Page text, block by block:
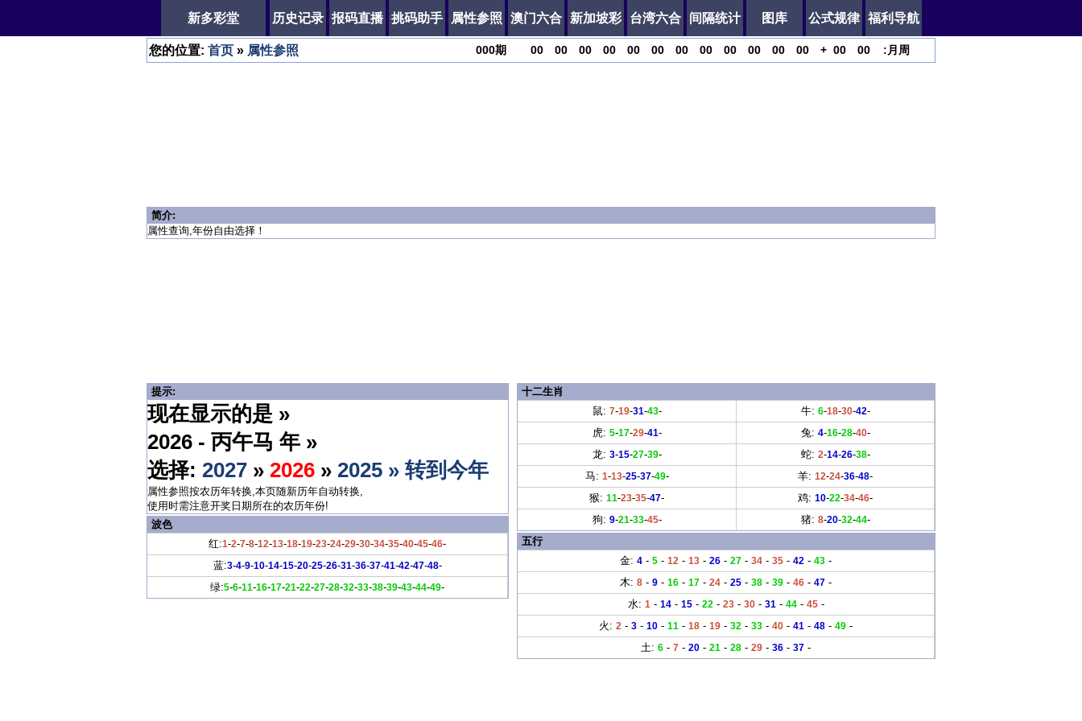
新多彩堂 历史记录 报码直播 挑码助手 属性参照 澳门六合 新加坡彩 台湾六合 间隔统计 图库 公式规律 福利导航
您的位置: 首页 » 属性参照 000期 00 00 00 00 00 00 00 00 00 00 00 00 + 00 00 : 月 周
简介:
属性查询,年份自由选择！
提示:
现在显示的是 »
2026 - 丙午马 年 »
选择: 2027 » 2026 » 2025 » 转到今年
属性参照按农历年转换,本页随新历年自动转换,
使用时需注意开奖日期所在的农历年份!
波色
红:1-2-7-8-12-13-18-19-23-24-29-30-34-35-40-45-46-
蓝:3-4-9-10-14-15-20-25-26-31-36-37-41-42-47-48-
绿:5-6-11-16-17-21-22-27-28-32-33-38-39-43-44-49-
十二生肖
鼠: 7-19-31-43- 牛: 6-18-30-42-
虎: 5-17-29-41- 兔: 4-16-28-40-
龙: 3-15-27-39- 蛇: 2-14-26-38-
马: 1-13-25-37-49- 羊: 12-24-36-48-
猴: 11-23-35-47- 鸡: 10-22-34-46-
狗: 9-21-33-45- 猪: 8-20-32-44-
五行
金: 4 - 5 - 12 - 13 - 26 - 27 - 34 - 35 - 42 - 43 -
木: 8 - 9 - 16 - 17 - 24 - 25 - 38 - 39 - 46 - 47 -
水: 1- 14- 15- 22- 23- 30- 31- 44- 45-
火: 2 - 3 - 10 - 11 - 18 - 19 - 32 - 33 - 40 - 41 - 48 - 49 -
土: 6 - 7 - 20 - 21 - 28 - 29 - 36 - 37 -